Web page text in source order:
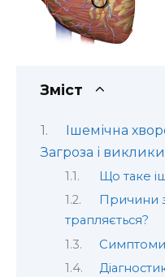
Зміст
Ішемічна
Загроза і виклики
Що таке
Причини
трапляється?